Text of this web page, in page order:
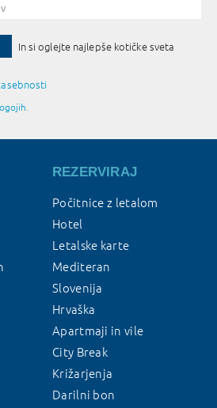
In si oglejte najlepše kotičke sveta
REZERVIRAJ
Počitnice z letalom
Hotel
Letalske karte
Mediteran
Slovenija
Hrvaška
Apartmaji in vile
City Break
Križarjenja
Darilni bon